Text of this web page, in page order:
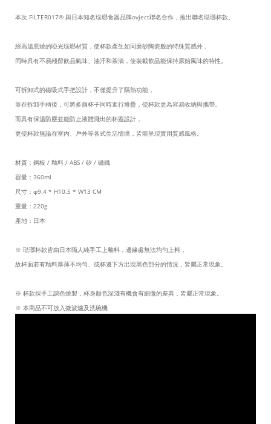
本次 FILTER017® 與日本知名琺瑯食器品牌ovject聯名合作，推出聯名琺瑯杯款。
經高溫窯燒的啞光琺瑯材質，使杯款產生如同磨砂陶瓷般的特殊質感外，
同時具有不易殘留飲品氣味、油汙和茶漬，使裝載飲品能保持原始風味的特性。
可拆卸式的磁吸式手把設計，不僅提升了隔熱功能，
並在拆卸手柄後，可將多個杯子同時進行堆疊，使杯款更為容易收納與攜帶。
而具有保溫防塵並能防止液體濺出的杯蓋設計，
更使杯款無論在室內、戶外等各式生活情境，皆能呈現實用質感風格。
材質：鋼板 / 釉料 / ABS / 矽 / 磁鐵
容量：360ml
尺寸：φ9.4 * H10.5 * W13 CM
重量：220g
產地：日本
※ 琺瑯杯款皆由日本職人純手工上釉料，邊緣處無法均勻上料，
故杯面若有釉料厚薄不均勻、或杯邊下方出現黑色部分的情況，皆屬正常現象。
※ 杯款採手工調色燒製，杯身顏色深淺有機會有細微的差異，皆屬正常現象。
※ 本商品不可放入微波爐及洗碗機